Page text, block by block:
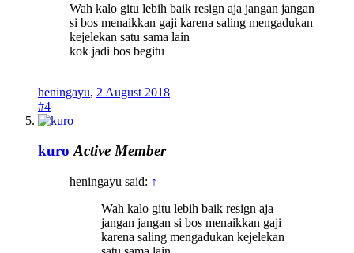
Wah kalo gitu lebih baik resign aja jangan jangan
si bos menaikkan gaji karena saling mengadukan
kejelekan satu sama lain
kok jadi bos begitu
heningayu, 2 August 2018
#4
kuro Active Member
heningayu said: ↑
Wah kalo gitu lebih baik resign aja
jangan jangan si bos menaikkan gaji
karena saling mengadukan kejelekan